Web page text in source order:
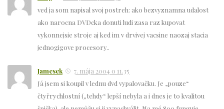
ved ja som napisal svoj postreh: ako bezvyznamna udalost
ako narocna DVDcka donuti ludi zasa raz kupovat
vykonnejsie stroje aj ked im v drvivej vacsine naozaj stacia
jednogigove procesory..
Jamesek
7. mája 2004 o 11.35
Já jsem si koupil v lednu dvd vypalovačku. Je „pouze“
čtyřrychlostní („tehdy“ lepší nebyla a i dnes je to kvalitou